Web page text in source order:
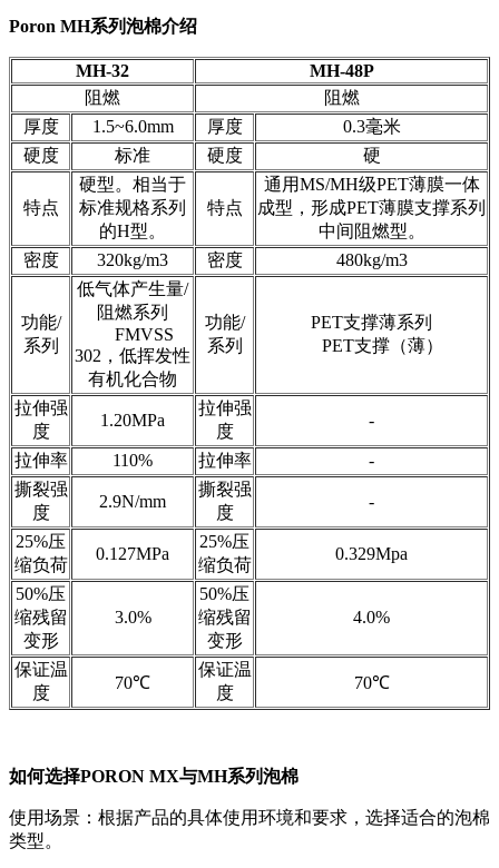
Poron MH系列泡棉介绍
MH-32
MH-48P
阻燃
阻燃
厚度
1.5~6.0mm 厚度
0.3毫米
硬度
标准 硬度 硬
特点
硬型。相当于
标准规格系列
的H型。
特点
通用MS/MH级PET薄膜一体
成型，形成PET薄膜支撑系列
中间阻燃型。
密度
320kg/m3 密度 480kg/m3
功能/
系列
低气体产生量/
阻燃系列
FMVSS
302，低挥发性
有机化合物
功能/
系列
PET支撑薄系列
PET支撑（薄）
拉伸强
度
1.20MPa
拉伸强
度
-
拉伸率 110% 拉伸率
-
撕裂强
度
2.9N/mm
撕裂强
度
-
25%压
缩负荷
0.127MPa
25%压
缩负荷
0.329Mpa
50%压
缩残留
变形
3.0%
50%压
缩残留
变形
4.0%
保证温
度
70℃
保证温
度
70℃
如何选择PORON MX与MH系列泡棉
使用场景：根据产品的具体使用环境和要求，选择适合的泡棉
类型。